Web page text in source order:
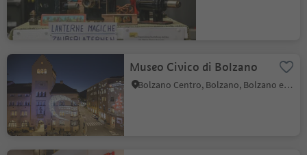
Museo Civico di Bolzano
Bolzano Centro, Bolzano, Bolzano e dintorni